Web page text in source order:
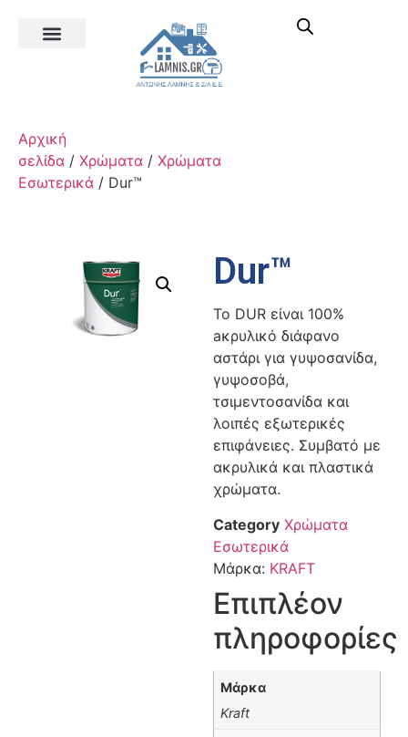
Αρχική
σελίδα / Χρώματα / Χρώματα
Εσωτερικά / Dur™
Dur™
Το DUR είναι 100%
aκρυλικό διάφανο
αστάρι για γυψοσανίδα,
γυψοσοβά,
τσιμεντοσανίδα και
λοιπές εξωτερικές
επιφάνειες. Συμβατό με
ακρυλικά και πλαστικά
χρώματα.
Category Χρώματα
Εσωτερικά
Μάρκα: KRAFT
Επιπλέον
πληροφορίες
Μάρκα
Kraft